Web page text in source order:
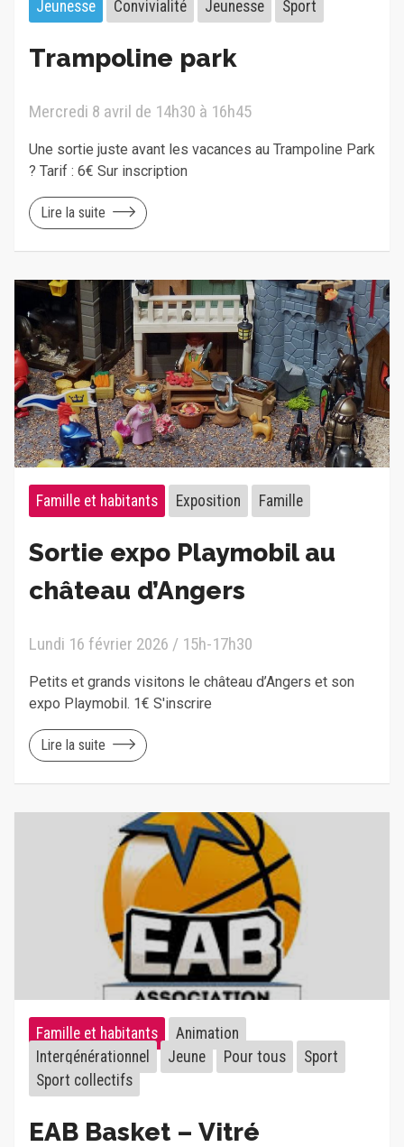
Jeunesse Convivialité Jeunesse Sport
Trampoline park
Mercredi 8 avril de 14h30 à 16h45
Une sortie juste avant les vacances au Trampoline Park
? Tarif : 6€ Sur inscription
Lire la suite
Famille et habitants Exposition Famille
Sortie expo Playmobil au
château d’Angers
Lundi 16 février 2026 / 15h-17h30
Petits et grands visitons le château d’Angers et son
expo Playmobil. 1€ S'inscrire
Lire la suite
Famille et habitants
Animation
Intergénérationnel
Jeune Pour tous
Sport
Sport collectifs
EAB Basket – Vitré